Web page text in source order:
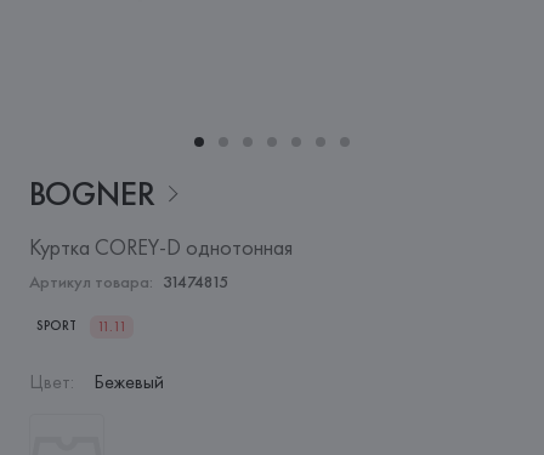
BOGNER
Куртка COREY-D однотонная
Артикул товара: 31474815
SPORT 11.11
Цвет: Бежевый